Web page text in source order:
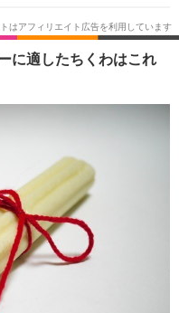
その他
映画・ドラマ
その他
に適したちくわはこれ